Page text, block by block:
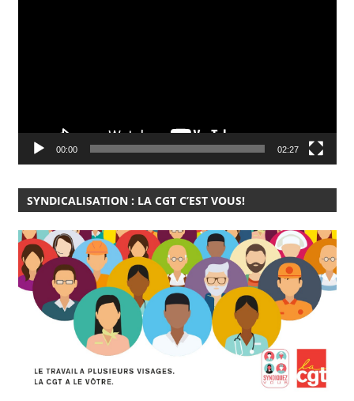
00:00 02:27
SYNDICALISATION : LA CGT C’EST VOUS!